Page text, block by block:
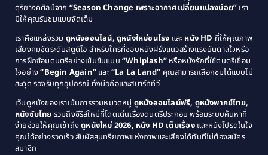
Coming of Age ก้าวพ้นวัย(1)
Coming-of-Age(3)
Community(1)
Crime อาชญากรรม(78)
1983
1982
1979
1978
1976
1975
1974
1971
1970
1969
1968
1964
1963
ดุริยางคศิลป์จาก “Season Change เพราะอากาศเปลี่ยนแปลงบ่อย” เรา
มีให้คุณรับชมแบบจัดเต็ม
เราคือแหล่งรวม ดูหนังออนไลน์, ดูหนังใหม่ชนโรง และ หนัง HD ที่ให้คุณภาพ
เสียงคมชัดระดับสตูดิโอ สำหรับใครที่ชอบหนังฝรั่งแนวสร้างแรงบันดาลใจหรือ
การฝึกซ้อมดนตรีอย่างเข้มข้นแบบ “Whiplash” หรือหนังรักที่ใช้ดนตรีเชื่อม
ใจอย่าง“Begin Again” และ“La La Land” คุณสามารถเลือกชมได้แบบไม่
สะดุด รองรับทุกอุปกรณ์ ทั้งมือถือและสมาร์ททีวี
เว็บดูหนังของเราเน้นการรวมหมวดหมู่ ดูหนังออนไลน์ฟรี, ดูหนังพากย์ไทย,
หนังซับไทย รวมถึงซีรีส์ใหม่ที่โดดเด่นเรื่องดนตรีประกอบ พร้อมระบบค้นหาที่
ง่ายช่วยให้คุณเข้าถึงดูหนังใหม่ 2026, หนัง HD เต็มเรื่องและหนังโปรดในใจ
คุณได้อย่างรวดเร็ว สัมผัสสุนทรียภาพแห่งภาพและเสียงได้ทันทีไม่ต้องสมัคร
สมาชิก